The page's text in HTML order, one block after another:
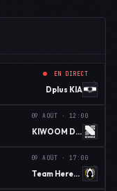
EN DIRECT
Dplus KIA
09 AOÛT · 12:00
KIWOOM DRX
09 AOÛT · 17:00
Team Heretics